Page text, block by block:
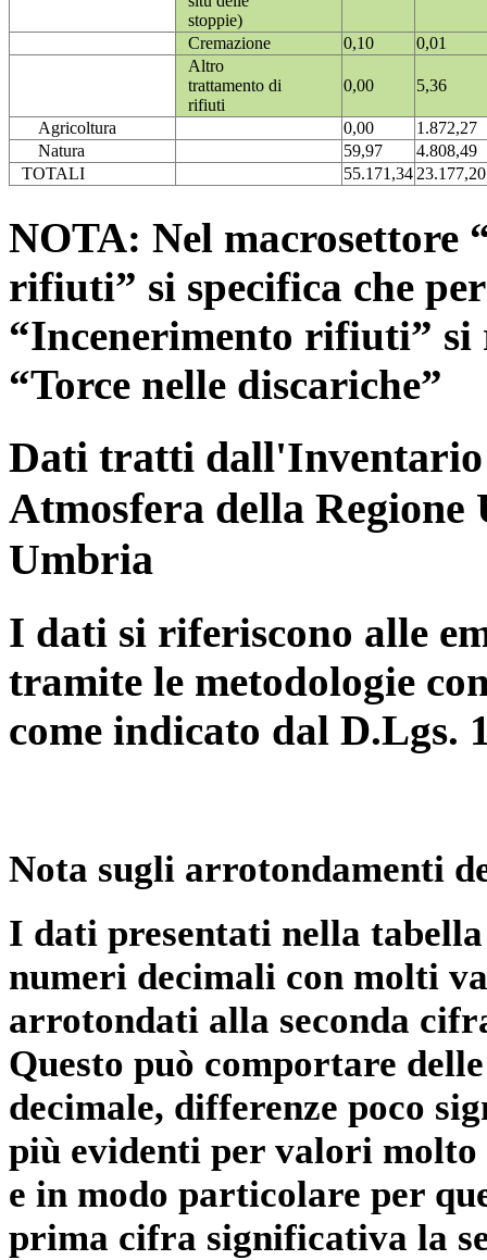
stoppie)
Cremazione
0,10
0,01
Altro
trattamento di
rifiuti
0,00 5,36
Agricoltura 0,00
1.872,27
Natura
59,97
4.808,49
TOTALI
55.171,3423.177,20
NOTA: Nel macrosettore
rifiuti” si specifica che
“Incenerimento rifiuti”
“Torce nelle discariche”
Dati tratti dall'Inventario
Atmosfera della
Umbria
I dati si riferiscono alle
tramite le metodologie
come indicato dal D.Lgs.
Nota sugli arrotondamenti
I dati presentati nella
numeri decimali con molti
arrotondati alla seconda
Questo può comportare
decimale, differenze poco
più evidenti per valori
e in modo particolare per
prima cifra significativa la